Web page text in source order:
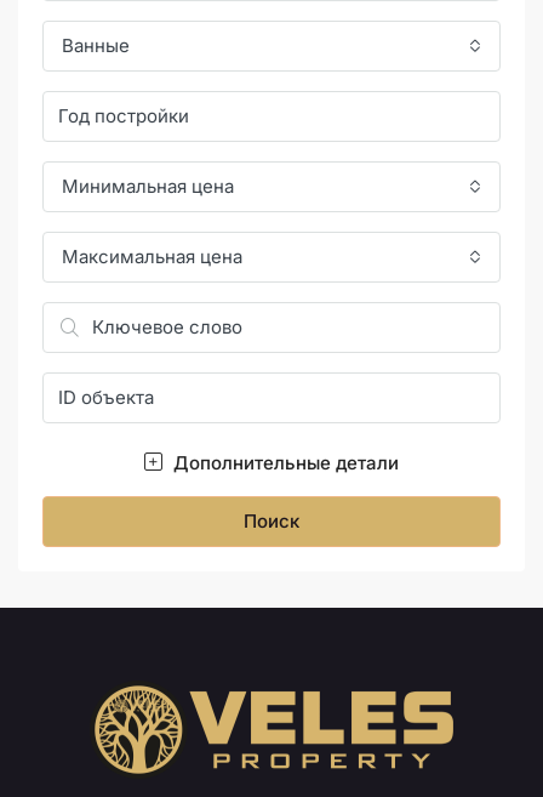
Ванные
Минимальная цена
Максимальная цена
Дополнительные детали
Поиск